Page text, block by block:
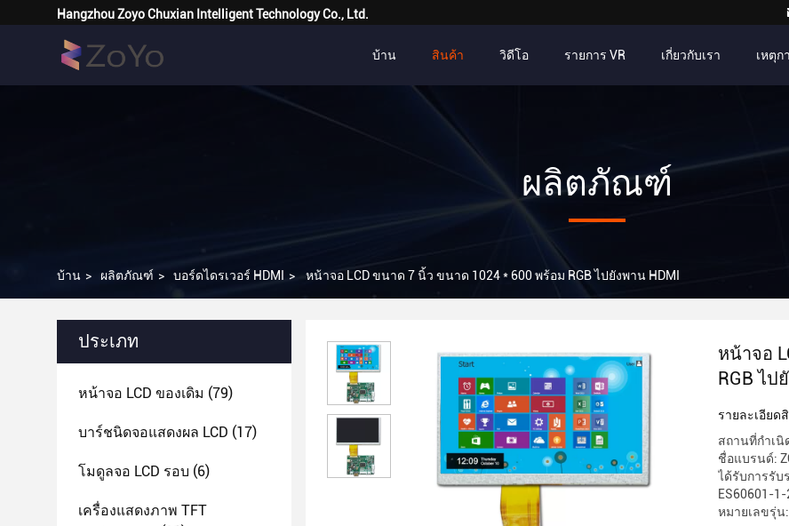
Hangzhou Zoyo Chuxian Intelligent Technology Co., Ltd.
บ้าน สินค้า วิดีโอ รายการ VR เกี่ยวกับเรา เหตุ
ผลิตภัณฑ์
บ้าน > ผลิตภัณฑ์ > บอร์ดไดรเวอร์ HDMI > หน้าจอ LCD ขนาด 7 นิ้ว ขนาด 1024 * 600 พร้อม RGB ไปยังพาน HDMI
ประเภท
หน้าจอ LCD ของเดิม (79)
บาร์ชนิดจอแสดงผล LCD (17)
โมดูลจอ LCD รอบ (6)
เครื่องแสดงภาพ TFT
หน้าจอ
RGB ไป
รายละเอียด
สถานที่กำเนิ
ชื่อแบรนด์:
ได้รับการรับ
ES60601-1-
หมายเลขรุ่น